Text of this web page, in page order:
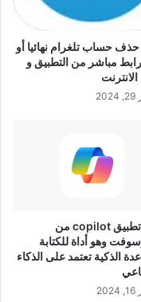
حساب تلغرام نهائيا أو
مباشر من التطبيق و
تحميل تطبيق copilot من
وهو أداة للكتابة
الذكية تعتمد على الذكاء